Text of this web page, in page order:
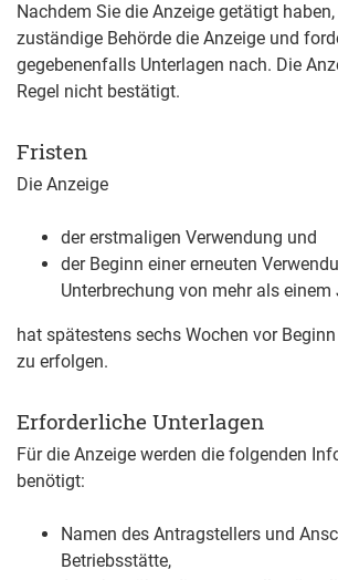
Nachdem Sie die Anzeige getätigt
zuständige Behörde die Anzeige und
gegebenenfalls Unterlagen nach. Die
Regel nicht bestätigt.
Fristen
Die Anzeige
der erstmaligen Verwendung und
der Beginn einer erneuten
Unterbrechung von mehr als einem
hat spätestens sechs Wochen vor
zu erfolgen.
Erforderliche Unterlagen
Für die Anzeige werden die folgenden
benötigt:
Namen des Antragstellers und
Betriebsstätte,